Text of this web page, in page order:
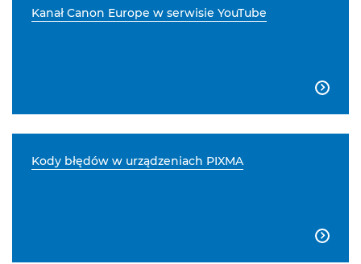
Kanał Canon Europe w serwisie YouTube

Kody błędów w urządzeniach PIXMA
